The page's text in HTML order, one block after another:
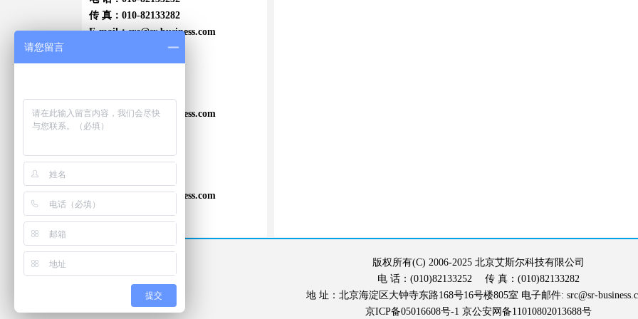
传 真：010-82133282
E-mail：src@sr-business.com
上海office:
传 真：021-64706540
E-mail：src@sr-business.com
电 话：020-84016200
E-mail：src@sr-business.com
版权所有(C) 2006-2025 北京艾斯尔科技有限公司
电 话：(010)82133252 传 真：(010)82133282
地 址：北京海淀区大钟寺东路168号16号楼805室 电子邮件: src@sr-
京ICP备05016608号-1 京公安网备11010802013688号
请您留言
提交